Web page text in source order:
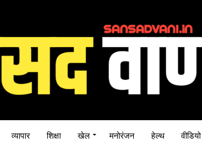
व्यापार शिक्षा खेल मनोरंजन हेल्थ वीडियो